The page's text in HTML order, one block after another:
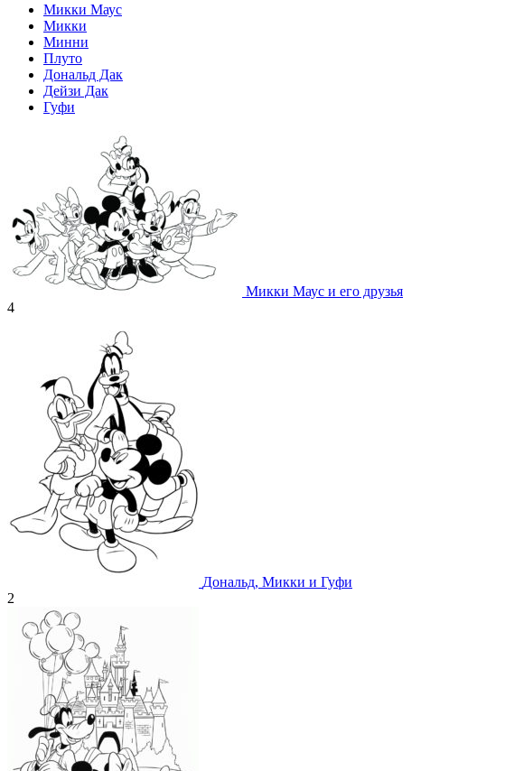
Микки Маус
Микки
Минни
Плуто
Дональд Дак
Дейзи Дак
Гуфи
Микки Маус и его друзья
4
Дональд, Микки и Гуфи
2